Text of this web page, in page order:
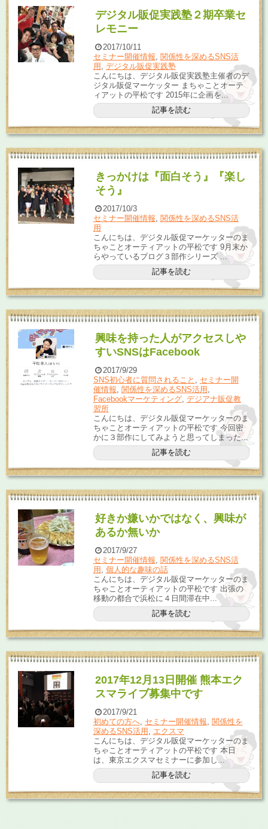
デジタル販促実践塾２期卒業セ
レモニー
2017/10/11
セミナー開催情報, 関係性を深めるSNS活
用 , デジタル販促実践塾
こんにちは、デジタル販促実践塾主催者のデ
ジタル販促マーケッター まちゃことオーテ
ィアットの平松です 2015年に企画を...
記事を読む
きっかけは『面白そう』『楽し
そう』
2017/10/3
セミナー開催情報, 関係性を深めるSNS活
用
こんにちは、デジタル販促マーケッターのま
ちゃことオーティアットの平松です 9月末か
らやっているブログ３部作シリーズ ...
記事を読む
興味を持った人がアクセスしや
すいSNSはFacebook
2017/9/29
SNS初心者に質問されること
セミナー開
催情報 関係性を深めるSNS活用
Facebookマーケティング, デジアナ販促教
習所
こんにちは、デジタル販促マーケッターのま
ちゃことオーティアットの平松です 今回密
かに３部作にしてみようと思ってしまった...
記事を読む
好きか嫌いかではなく、興味が
あるか無いか
2017/9/27
セミナー開催情報, 関係性を深めるSNS活
用 , 個人的な趣味の話
こんにちは、デジタル販促マーケッターのま
ちゃことオーティアットの平松です 出張の
移動の都合で浜松に４日間滞在中...
記事を読む
2017年12月13日開催 熊本エク
スマライブ募集中です
2017/9/21
初めての方へ, セミナー開催情報
関係性を
深めるSNS活用
エクスマ
こんにちは、デジタル販促マーケッターのま
ちゃことオーティアットの平松です 本日
は、東京エクスマセミナーに参加し...
記事を読む